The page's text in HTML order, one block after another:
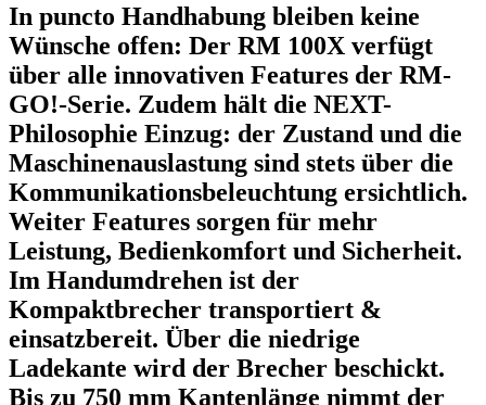
In puncto Handhabung bleiben keine
Wünsche offen: Der RM 100X verfügt
über alle innovativen Features der RM-
GO!-Serie. Zudem hält die NEXT-
Philosophie Einzug: der Zustand und die
Maschinenauslastung sind stets über die
Kommunikationsbeleuchtung ersichtlich.
Weiter Features sorgen für mehr
Leistung, Bedienkomfort und Sicherheit.
Im Handumdrehen ist der
Kompaktbrecher transportiert &
einsatzbereit. Über die niedrige
Ladekante wird der Brecher beschickt.
Bis zu 750 mm Kantenlänge nimmt der